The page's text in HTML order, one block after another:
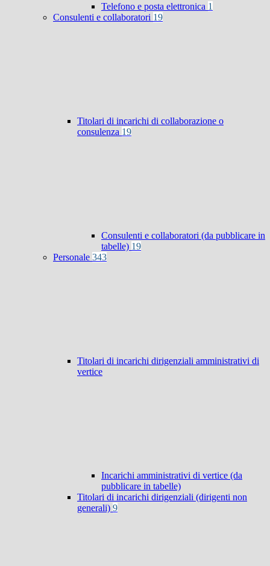
Telefono e posta elettronica 1
Consulenti e collaboratori 19
Titolari di incarichi di collaborazione o
consulenza 19
Consulenti e collaboratori (da pubblicare in
tabelle) 19
Personale 343
Titolari di incarichi dirigenziali amministrativi di
vertice
Incarichi amministrativi di vertice (da
pubblicare in tabelle)
Titolari di incarichi dirigenziali (dirigenti non
generali) 9